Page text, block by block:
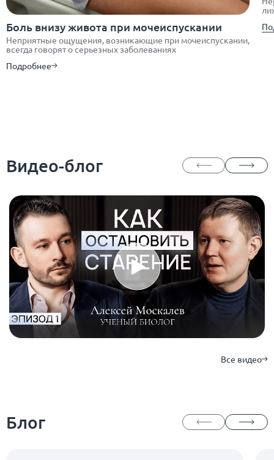
Боль внизу живота при мочеиспускании
Неприятные ощущения, возникающие при мочеиспускании,
всегда говорят о серьезных заболеваниях
Подробнее
Видео-блог
Все видео
Блог